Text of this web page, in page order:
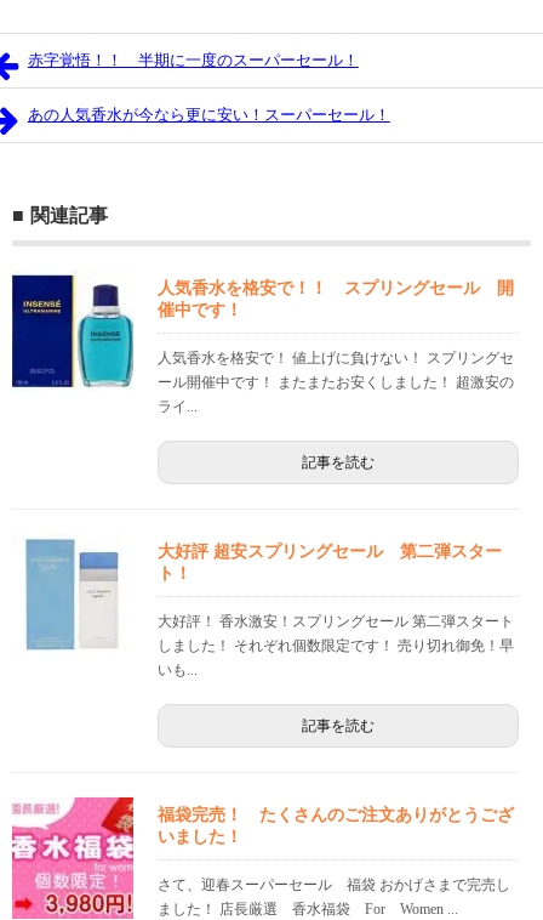
赤字覚悟！！ 半期に一度のスーパーセール！
あの人気香水が今なら更に安い！スーパーセール！
関連記事
人気香水を格安で！！ スプリングセール 開
催中です！
人気香水を格安で！ 値上げに負けない！ スプリングセ
ール開催中です！ またまたお安くしました！ 超激安の
ライ...
記事を読む
大好評 超安スプリングセール 第二弾スター
ト！
大好評！ 香水激安！スプリングセール 第二弾スタート
しました！ それぞれ個数限定です！ 売り切れ御免！早
いも...
記事を読む
福袋完売！ たくさんのご注文ありがとうござ
いました！
さて、迎春スーパーセール 福袋 おかげさまで完売し
ました！ 店長厳選 香水福袋 For Women ...